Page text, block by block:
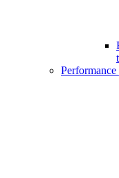
Performance